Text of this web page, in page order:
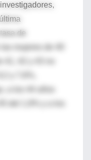
de
a los 44 años